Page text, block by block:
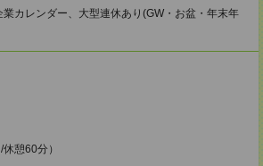
業カレンダー、大型連休あり(GW・お盆・年末年
憩60分）